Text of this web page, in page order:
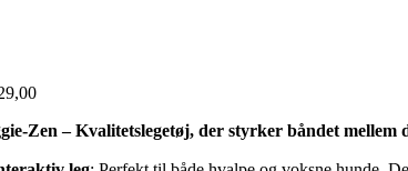
Zen – Kvalitetslegetøj, der styrker båndet mellem